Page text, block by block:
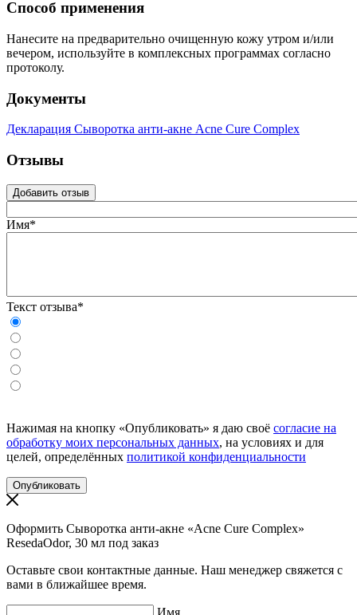
Способ применения
Нанесите на предварительно очищенную кожу утром и/или
вечером, используйте в комплексных программах согласно
протоколу.
Документы
Декларация Сыворотка анти-акне Acne Cure Complex
Отзывы
Добавить отзыв
Имя*
Текст отзыва*
Нажимая на кнопку «Опубликовать» я даю своё согласие на
обработку моих персональных данных, на условиях и для
целей, определённых политикой конфиденциальности
Оформить Сыворотка анти-акне «Acne Cure Complex»
ResedaOdor, 30 мл под заказ
Оставьте свои контактные данные. Наш менеджер свяжется с
вами в ближайшее время.
Имя